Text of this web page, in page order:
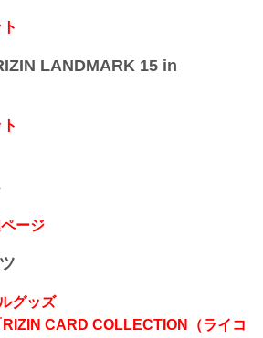
LANDMARK 15 in
ージ
グッズ
CARD COLLECTION（ライコ